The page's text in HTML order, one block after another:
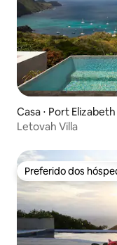
Casa ⋅ Port Elizabeth
Letovah Villa
Preferido dos
Preferido dos